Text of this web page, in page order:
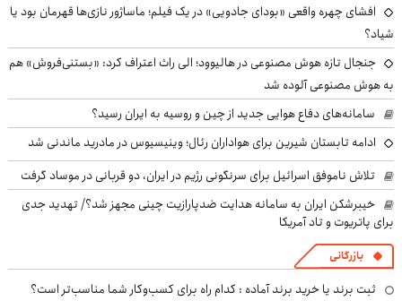
افشای چهره واقعی «بودای جادویی» در یک فیلم؛ ماساژور نازی‌ها قهرمان بود یا
شیاد؟
جنجال تازه هوش مصنوعی در هالیوود؛ الی راث اعتراف کرد: «بستنی‌فروش» هم
به هوش مصنوعی آلوده شد
سامانه‌های دفاع هوایی جدید از چین و روسیه به ایران رسید؟
ادامه تابستان شیرین برای هواداران رئال؛ وینیسیوس در مادرید ماندنی شد
تلاش ناموفق اسرائیل برای سرنگونی رژیم در ایران، دو قربانی در موساد گرفت
خیبرشکن ایران به سامانه هدایت ضدپارازیت چینی مجهز شد؟/ تهدید جدی
برای پاتریوت و تاد آمریکا
بازرگانی
ثبت برند یا خرید برند آماده : کدام راه برای کسب‌وکار شما مناسب‌تر است؟